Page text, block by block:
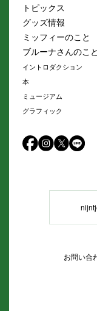
トピックス
グッズ情報
ミッフィーのこと
ブルーナさんのこと
イントロダクション
本
ミュージアム
グラフィック
お問い合